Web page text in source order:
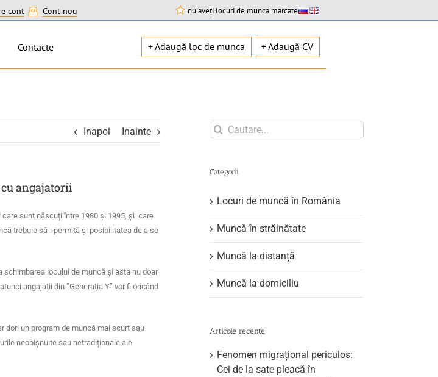
cont Cont nou nu aveți locuri de munca marcate
Contacte + Adaugă loc de munca + Adaugă CV
Inapoi Inainte
cu angajatorii
care sunt născuți între 1980 și 1995, și care
trebuie să-i permită și posibilitatea de a se
schimbarea locului de muncă și asta nu doar
angajații din ”Generația Y” vor fi oricând
dori un program de muncă mai scurt sau
neobișnuite sau netradiționale ale
Search
for:
Categorii
Locuri de muncă în România
Muncă în străinătate
Muncă la distanță
Muncă la domiciliu
Articole recente
Fenomen migrațional periculos:
Cei de la sate pleacă în